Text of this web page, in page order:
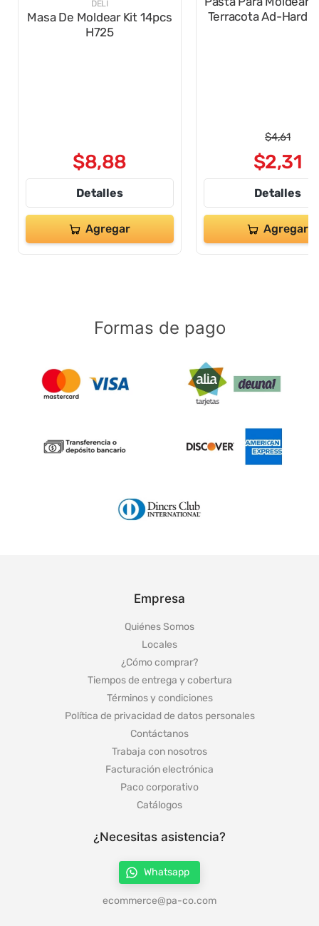
H725
$8,88
Detalles
Pasta Para Moldear
Terracota Ad-
$4,61
$2,31
Detalles
Formas de pago
Empresa
Tiempos de entrega y cobertura
Política de privacidad de datos personales
Trabaja con nosotros
Paco corporativo
¿Necesitas asistencia?